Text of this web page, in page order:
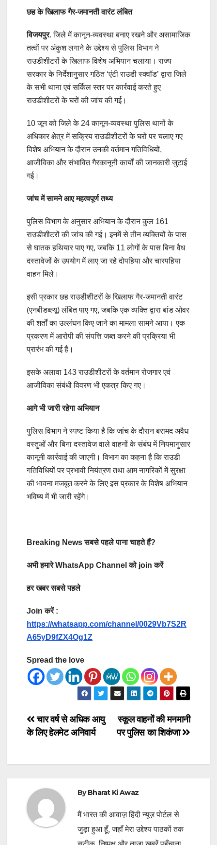
छह के खिलाफ गैर-जमानती वारंट लंबित
विजयपुर. जिले में कानून-व्यवस्था बनाए रखने और असामाजिक
तत्वों पर अंकुश लगाने के उद्देश्य से पुलिस विभाग ने
राउडीशीटरों के खिलाफ विशेष अभियान चलाया। राज्य
सरकार के निर्देशानुसार गठित ‘एंटी राउडी स्क्वॉड’ द्वारा जिले
के सभी थाना एवं सर्किल स्तर पर कार्रवाई करते हुए
राउडीशीटरों के घरों की जांच की गई।
10 जून को जिले के 24 कानून-व्यवस्था पुलिस थानों के
अधिकार क्षेत्र में सक्रिय राउडीशीटरों के घरों पर चलाए गए
विशेष अभियान के दौरान उनकी वर्तमान गतिविधियों,
आजीविका और संभावित गैरकानूनी कार्यों की जानकारी जुटाई
गई।
जांच में सामने आए महत्वपूर्ण तथ्य
पुलिस विभाग के अनुसार अभियान के दौरान कुल 161
राउडीशीटरों की जांच की गई। इनमें से तीन व्यक्तियों के पास
से घातक हथियार पाए गए, जबकि 11 लोगों के पास बिना वैध
दस्तावेजों के उपयोग में लाए जा रहे दोपहिया और चारपहिया
वाहन मिले।
इसी प्रकार छह राउडीशीटरों के खिलाफ गैर-जमानती वारंट
(एनबीडब्ल्यू) लंबित पाए गए, जबकि एक व्यक्ति द्वारा बांड ओवर
की शर्तों का उल्लंघन किए जाने का मामला सामने आया। एक
प्रकरण में आरोपी की संपत्ति जब्त करने की प्रक्रिया भी
प्रारंभ की गई है।
इसके अलावा 143 राउडीशीटरों के वर्तमान रोजगार एवं
आजीविका संबंधी विवरण भी एकत्र किए गए।
आगे भी जारी रहेगा अभियान
पुलिस विभाग ने स्पष्ट किया है कि जांच के दौरान बरामद अवैध
वस्तुओं और बिना दस्तावेज वाले वाहनों के संबंध में नियमानुसार
कानूनी कार्रवाई की जाएगी। विभाग का कहना है कि राउडी
गतिविधियों पर प्रभावी नियंत्रण तथा आम नागरिकों में सुरक्षा
की भावना मजबूत करने के लिए इस प्रकार के विशेष अभियान
भविष्य में भी जारी रहेंगे।
Breaking News सबसे पहले पाना चाहते हैं?
अभी हमारे WhatsApp Channel को join करें
हर खबर सबसे पहले
Join करें :
https://whatsapp.com/channel/0029Vb7S2R
A65yD9fZX4Og1Z
Spread the love
Post
navigation
स्कूल वाहनों की मनमानी
पर पुलिस का शिकंजा
चार वर्ष से अधिक आयु
के लिए हेलमेट अनिवार्य
ByBharat Ki Awaz
मैं भारत की आवाज़ हिंदी न्यूज़ पोर्टल से
जुड़ा हुआ हूँ, जहाँ मेरा उद्देश्य पाठकों तक